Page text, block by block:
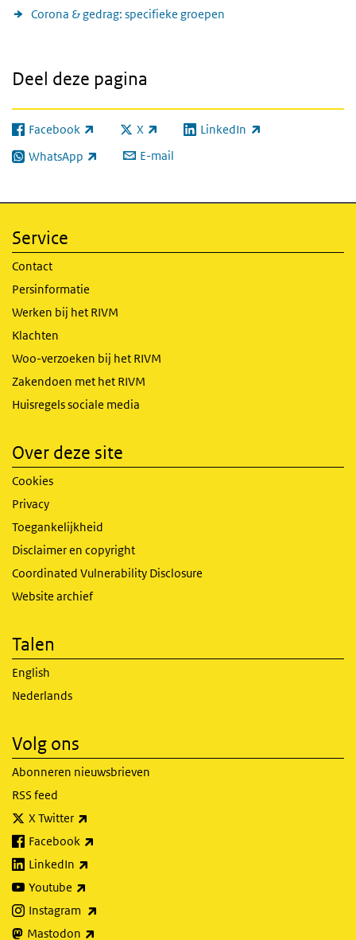
Corona & gedrag: specifieke groepen
Deel deze pagina
Facebook
(externe link) X
(externe link) LinkedIn
(externe link)
WhatsApp
(externe link) E-mail
Service
Contact
Persinformatie
Werken bij het RIVM
Klachten
Woo-verzoeken bij het RIVM
Zakendoen met het RIVM
Huisregels sociale media
Over deze site
Cookies
Privacy
Toegankelijkheid
Disclaimer en copyright
Coordinated Vulnerability Disclosure
Website archief
Talen
English
Nederlands
Volg ons
Abonneren nieuwsbrieven
RSS feed
X Twitter
Facebook
LinkedIn
Youtube
Instagram
Mastodon